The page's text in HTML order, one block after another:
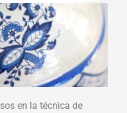
en la técnica de